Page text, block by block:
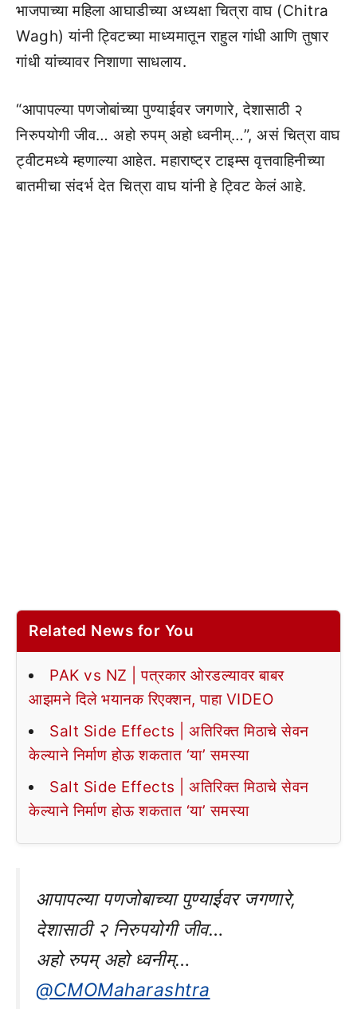
भाजपाच्या महिला आघाडीच्या अध्यक्षा चित्रा वाघ (Chitra
Wagh) यांनी ट्विटच्या माध्यमातून राहुल गांधी आणि तुषार
गांधी यांच्यावर निशाणा साधलाय.
“आपापल्या पणजोबांच्या पुण्याईवर जगणारे, देशासाठी २
निरुपयोगी जीव… अहो रुपम् अहो ध्वनीम्…”, असं चित्रा वाघ
ट्वीटमध्ये म्हणाल्या आहेत. महाराष्ट्र टाइम्स वृत्तवाहिनीच्या
बातमीचा संदर्भ देत चित्रा वाघ यांनी हे ट्विट केलं आहे.
Related News for You
PAK vs NZ | पत्रकार ओरडल्यावर बाबर
आझमने दिले भयानक रिएक्शन, पाहा VIDEO
Salt Side Effects | अतिरिक्त मिठाचे सेवन
केल्याने निर्माण होऊ शकतात ‘या’ समस्या
Salt Side Effects | अतिरिक्त मिठाचे सेवन
केल्याने निर्माण होऊ शकतात ‘या’ समस्या
आपापल्या पणजोबाच्या पुण्याईवर जगणारे,
देशासाठी २ निरुपयोगी जीव…
अहो रुपम् अहो ध्वनीम्…
@CMOMaharashtra